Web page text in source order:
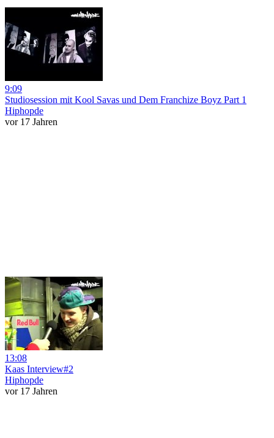
9:09
Studiosession mit Kool Savas und Dem Franchize Boyz Part 1
Hiphopde
vor 17 Jahren
13:08
Kaas Interview#2
Hiphopde
vor 17 Jahren